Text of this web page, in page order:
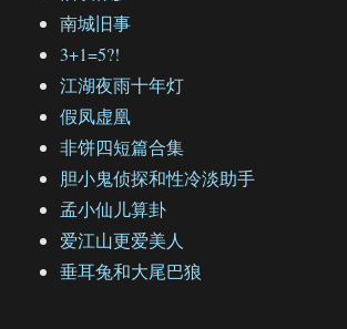
南城旧事
3+1=5?!
江湖夜雨十年灯
假凤虚凰
非饼四短篇合集
胆小鬼侦探和性冷淡助手
孟小仙儿算卦
爱江山更爱美人
垂耳兔和大尾巴狼